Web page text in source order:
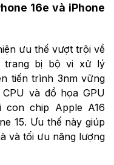
16e và iPhone
ưu thế vượt trội về
trang bị bộ vi xử lý
tiến trình 3nm vững
và đồ họa GPU
chip Apple A16
15. Ưu thế này giúp
và tối ưu năng lượng